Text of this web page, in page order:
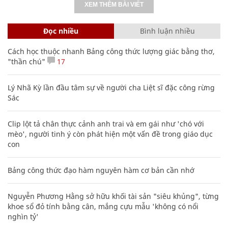
XEM THÊM BÀI VIẾT
Đọc nhiều Bình luận nhiều
Cách học thuộc nhanh Bảng công thức lượng giác bằng thơ,
"thần chú"
17
Lý Nhã Kỳ lần đầu tâm sự về người cha Liệt sĩ đặc công rừng
Sác
Clip lột tả chân thực cảnh anh trai và em gái như 'chó với
mèo', người tinh ý còn phát hiện một vấn đề trong giáo dục
con
Bảng công thức đạo hàm nguyên hàm cơ bản cần nhớ
Nguyễn Phương Hằng sở hữu khối tài sản "siêu khủng", từng
khoe sổ đỏ tính bằng cân, mắng cựu mẫu 'không có nổi
nghìn tỷ'